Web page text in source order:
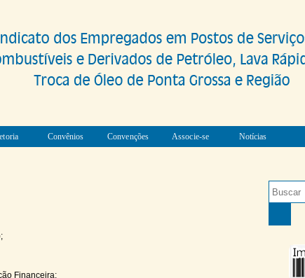
Convênios Convenções Associe-se Notícias